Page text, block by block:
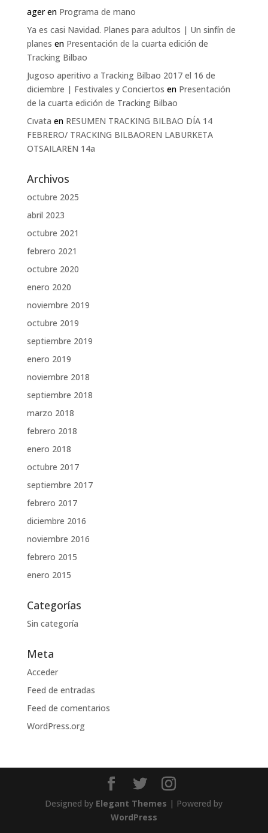
ageren Programa de mano
Ya es casi Navidad. Planes para adultos | Un sinfín de
planes en Presentación de la cuarta edición de
Tracking Bilbao
Jugoso aperitivo a Tracking Bilbao 2017 el 16 de
diciembre | Festivales y Conciertos en Presentación
de la cuarta edición de Tracking Bilbao
Cıvata en RESUMEN TRACKING BILBAO DÍA 14
FEBRERO/ TRACKING BILBAOREN LABURKETA
OTSAILAREN 14a
Archivos
octubre 2025
abril 2023
octubre 2021
febrero 2021
octubre 2020
enero 2020
noviembre 2019
octubre 2019
septiembre 2019
enero 2019
noviembre 2018
septiembre 2018
marzo 2018
febrero 2018
enero 2018
octubre 2017
septiembre 2017
febrero 2017
diciembre 2016
noviembre 2016
febrero 2015
enero 2015
Categorías
Sin categoría
Meta
Acceder
Feed de entradas
Feed de comentarios
WordPress.org
Designed by Elegant Themes | Powered by
WordPress